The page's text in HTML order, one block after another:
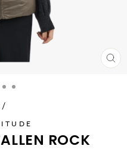
/
ROCK